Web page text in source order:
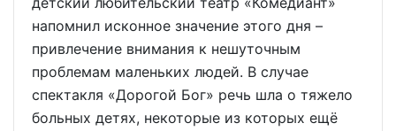
напомнил исконное значение этого дня –
привлечение внимания к нешуточным
проблемам маленьких людей. В случае
спектакля «Дорогой Бог» речь шла о тяжело
больных детях, некоторые из которых ещё